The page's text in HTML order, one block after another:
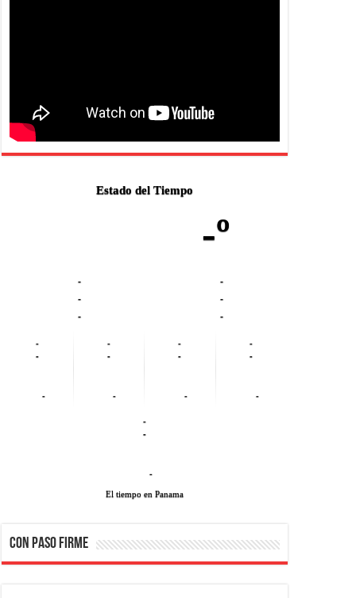
Estado del Tiempo
-º
-
-
-
-
-
-
-
-
-
-
-
-
-
-
-
-
-
-
-
-
-
El tiempo en Panama
CON PASO FIRME